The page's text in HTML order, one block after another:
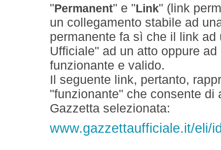
" Permanent" e " Link" (link
un collegamento stabile ad
permanente fa sì che il link
Ufficiale" ad un atto oppure
funzionante e valido.
Il seguente link, pertanto,
"funzionante" che consente
Gazzetta selezionata:
www.gazzettaufficiale.it/eli/